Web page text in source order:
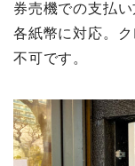
券売機での支払
各紙幣に対応。
不可です。